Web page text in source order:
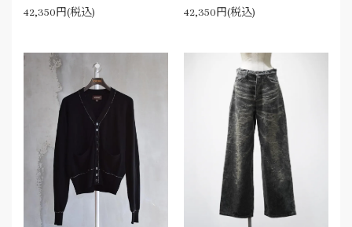
42,350円(税込) 42,350円(税込)